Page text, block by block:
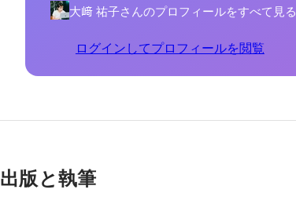
大﨑 祐子さんのプロフィールをすべて見る
ログインしてプロフィールを閲覧
出版と執筆